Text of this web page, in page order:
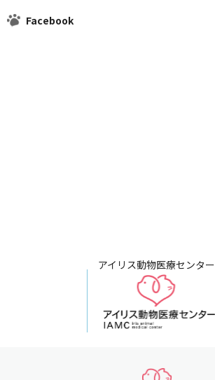
Facebook
アイリス動物医療センター